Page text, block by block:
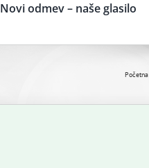
Novi odmev – naše glasilo
Početna